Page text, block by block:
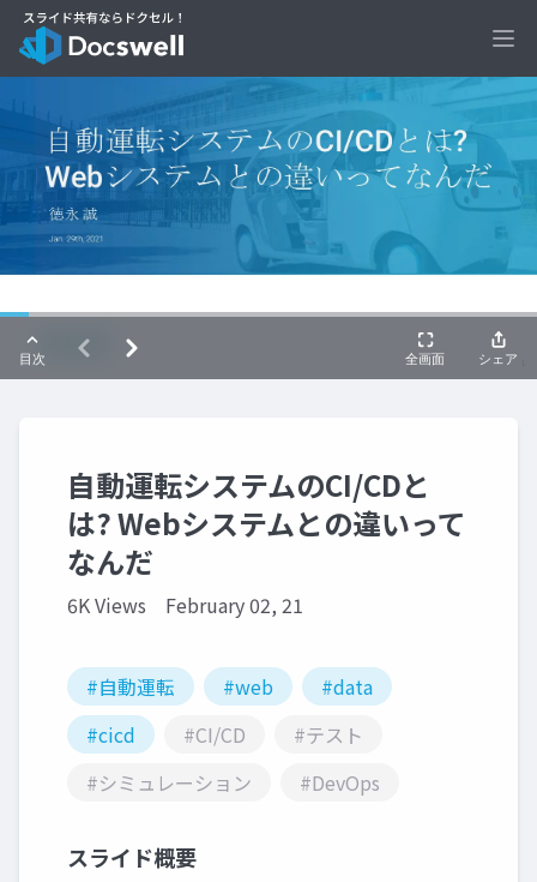
自動運転システムのCI/CDと
は? Webシステムとの違いって
なんだ
6K Views February 02, 21
#自動運転 #web
#data
#cicd
#CI/CD
#テスト
#シミュレーション
#DevOps
スライド概要